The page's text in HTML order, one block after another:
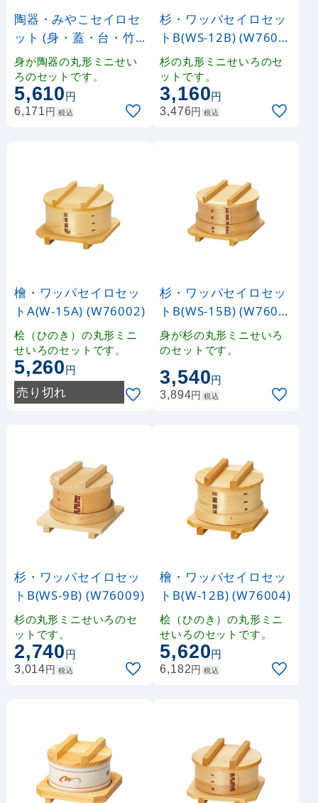
陶器・みやこセイロセ
ット (身・蓋・台・竹
ス) (W26440)
身が陶器の丸形ミニせい
ろのセットです。
5,610円
6,171円 税込
杉・ワッパセイロセッ
トB(WS-12B) (W7601
0)
杉の丸形ミニせいろのセ
ットです。
3,160円
3,476円 税込
檜・ワッパセイロセッ
トA(W-15A) (W76002)
桧（ひのき）の丸形ミニ
せいろのセットです。
5,260円
売り切れ
杉・ワッパセイロセッ
トB(WS-15B) (W7601
1)
身が杉の丸形ミニせいろ
のセットです。
3,540円
3,894円 税込
杉・ワッパセイロセッ
トB(WS-9B) (W76009)
杉の丸形ミニせいろのセ
ットです。
2,740円
3,014円 税込
檜・ワッパセイロセッ
トB(W-12B) (W76004)
桧（ひのき）の丸形ミニ
せいろのセットです。
5,620円
6,182円 税込